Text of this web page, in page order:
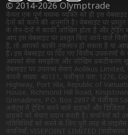
© 2014-2026 Olymptrade
केवल एक पूर्ण वयस्क व्यक्ति को ही इस वेबसाइट
देनों को करने की अनुमति है। वेबसाइट पर प्रस्तुत
के लेन-देनों में काफी जोखिम होता है और ट्रेडिंग
आप इस वेबसाइट पर प्रस्तुत किए जाने वाले
हैं, तो आपको काफी नुकसान हो सकता है या
हैं। इस वेबसाइट पर दिए गए वित्तीय
आपको सेवा समझौता और जोखिम प्रकटीकरण
वेबसाइट पर उपलब्ध सेवाएं Aollikus Limited,
कंपनी संख्या: 40131, पंजीकृत पता: 1276,
Highway, Port Vila, Republic of Vanuatu
House, Richmond Hill Road,
Grenadines, P.O. Box 2897 में पंजीकृत
असेट्स में ट्रेडिंग करने वाले ग्राहकों और
ग्राहकों को सेवाएं प्रदान करती है। कंपनियों को
गतिविधियों को करने के लिए पूरी तरह से लाइसेंस
कंपनियाँ: VISEPOINT LIMITED